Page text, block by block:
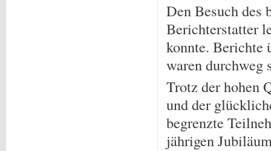
Den Besuch des
Berichterstatter
konnte. Berichte
waren durchweg
Trotz der hohen
und der
begrenzte
jährigen